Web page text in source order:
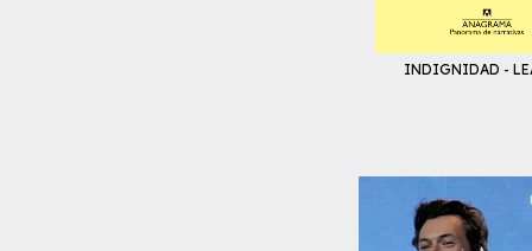
INDIGNIDAD -